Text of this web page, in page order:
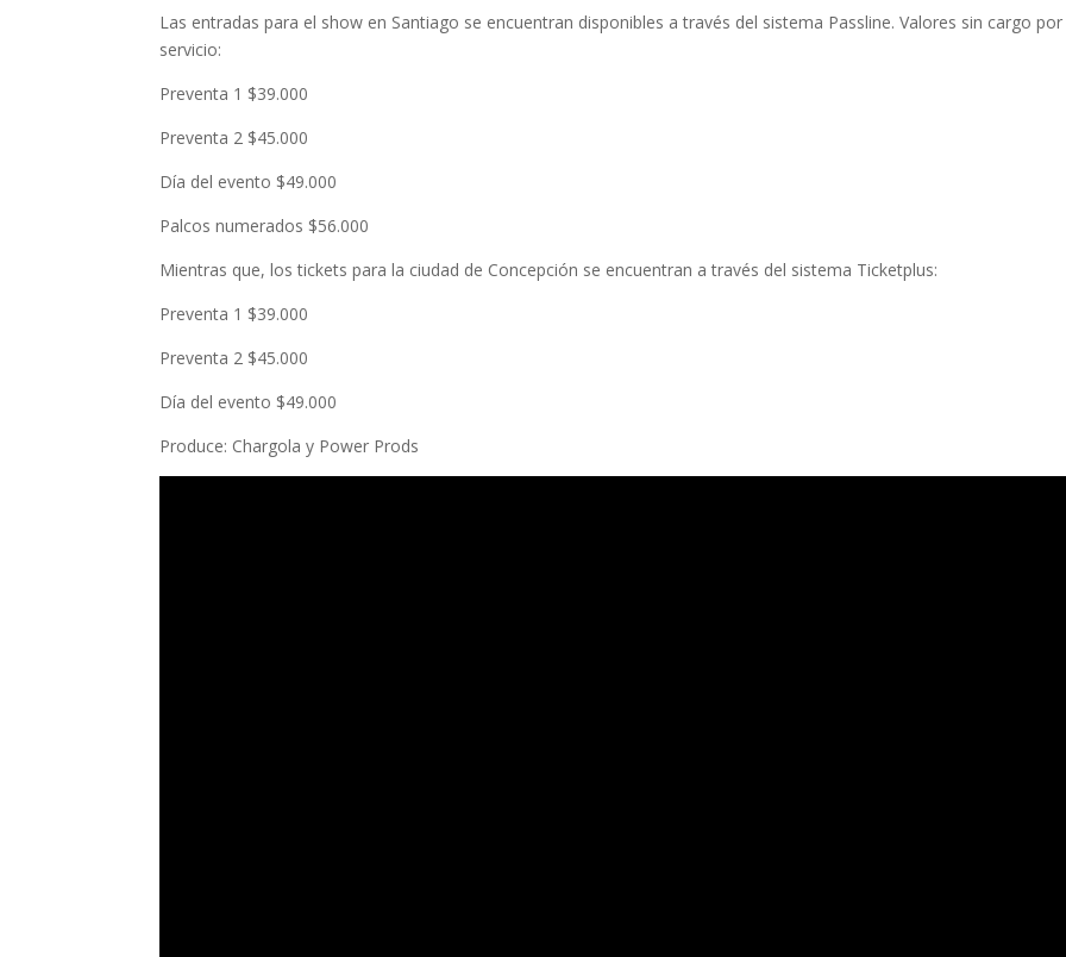
Las entradas para el show en Santiago se encuentran disponibles a través del sistema Passline. Valores sin cargo por
servicio:
Preventa 1 $39.000
Preventa 2 $45.000
Día del evento $49.000
Palcos numerados $56.000
Mientras que, los tickets para la ciudad de Concepción se encuentran a través del sistema Ticketplus:
Preventa 1 $39.000
Preventa 2 $45.000
Día del evento $49.000
Produce: Chargola y Power Prods